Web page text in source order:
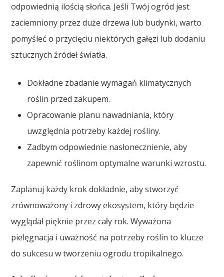
odpowiednią ilością słońca. Jeśli Twój ogród jest
zaciemniony przez duże drzewa lub budynki, warto
pomyśleć o przycięciu niektórych gałęzi lub dodaniu
sztucznych źródeł światła.
Dokładne zbadanie wymagań klimatycznych
roślin przed zakupem.
Opracowanie planu nawadniania, który
uwzględnia potrzeby każdej rośliny.
Zadbym odpowiednie nasłonecznienie, aby
zapewnić roślinom optymalne warunki wzrostu.
Zaplanuj każdy krok dokładnie, aby stworzyć
zrównoważony i zdrowy ekosystem, który będzie
wyglądał pięknie przez cały rok. Wyważona
pielęgnacja i uważność na potrzeby roślin to klucze
do sukcesu w tworzeniu ogrodu tropikalnego.